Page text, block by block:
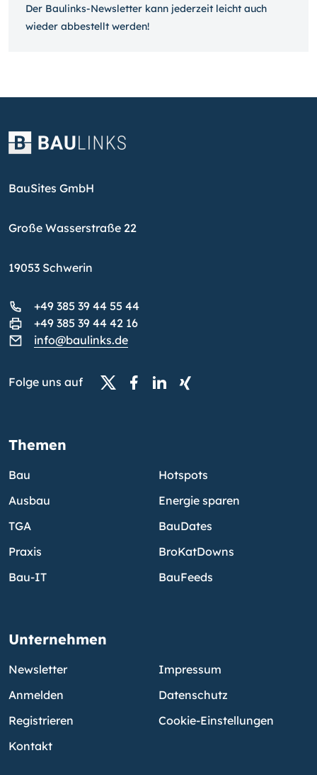
Der Baulinks-Newsletter kann jeder­zeit leicht auch
wieder ab­bestellt werden!
BauSites GmbH
Große Wasserstraße 22
19053 Schwerin
+49 385 39 44 55 44
+49 385 39 44 42 16
info@baulinks.de
Folge uns auf
Themen
Bau
Ausbau
TGA
Praxis
Bau-IT
Hotspots
Energie sparen
BauDates
BroKatDowns
BauFeeds
Unternehmen
Newsletter
Anmelden
Registrieren
Kontakt
Impressum
Datenschutz
Cookie-Einstellungen